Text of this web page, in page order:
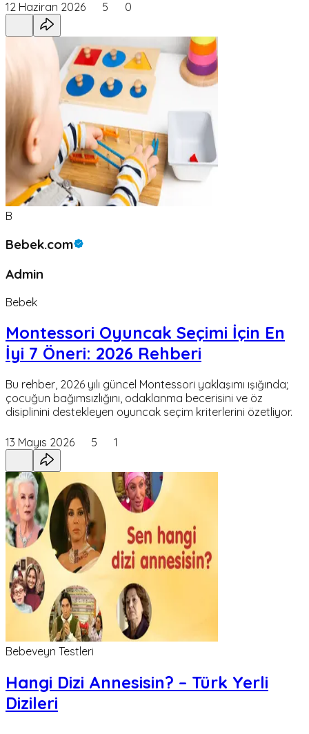
12 Haziran 2026 5 0
B
Bebek.com
Admin
Bebek
Montessori Oyuncak Seçimi İçin En
İyi 7 Öneri: 2026 Rehberi
Bu rehber, 2026 yılı güncel Montessori yaklaşımı ışığında;
çocuğun bağımsızlığını, odaklanma becerisini ve öz
disiplinini destekleyen oyuncak seçim kriterlerini özetliyor.
13 Mayıs 2026 5 1
Bebeveyn Testleri
Hangi Dizi Annesisin? – Türk Yerli
Dizileri